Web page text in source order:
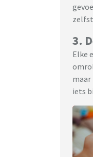
3.
Elke
maar
iets